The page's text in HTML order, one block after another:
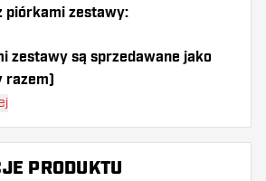
piórkami zestawy:
zestawy są sprzedawane jako
razem)
pod ręką dużo piórek i
PRODUKTU